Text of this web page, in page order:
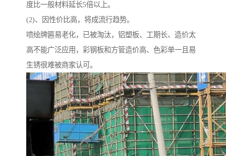
度比一般材料延长5倍以上。
(2)、因性价比高，将成流行趋势。
喷绘牌匾易老化，已被淘汰，铝塑板、工期长、造价太
高不能广泛应用，彩钢板和方管造价高、色彩单一且易
生锈很难被商家认可。